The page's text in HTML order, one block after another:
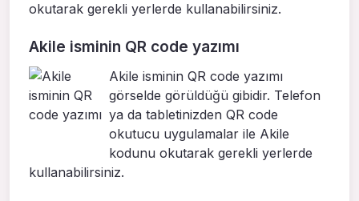
okutarak gerekli yerlerde kullanabilirsiniz.
Akile isminin QR code yazımı
Akile isminin QR code yazımı
görselde görüldüğü gibidir. Telefon
ya da tabletinizden QR code
okutucu uygulamalar ile Akile
kodunu okutarak gerekli yerlerde
kullanabilirsiniz.